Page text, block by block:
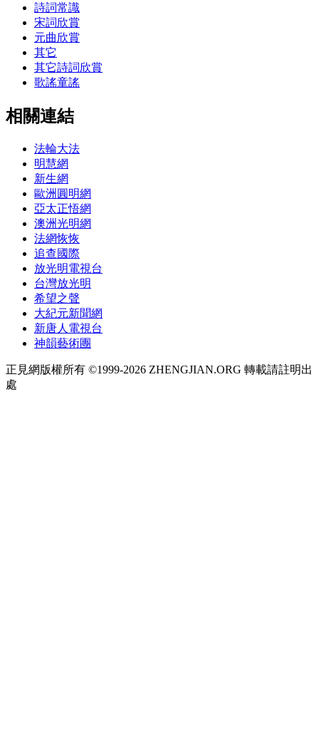
詩詞常識
宋詞欣賞
元曲欣賞
其它
其它詩詞欣賞
歌謠童謠
相關連結
法輪大法
明慧網
新生網
歐洲圓明網
亞太正悟網
澳洲光明網
法網恢恢
追查國際
放光明電視台
台灣放光明
希望之聲
大紀元新聞網
新唐人電視台
神韻藝術團
正見網版權所有 ©1999-2026 ZHENGJIAN.ORG 轉載請註明出
處